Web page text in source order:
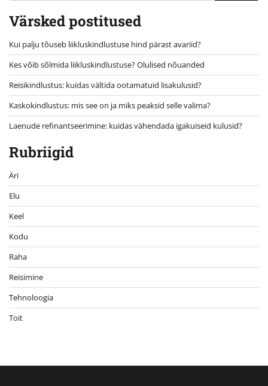
Värsked postitused
Kui palju tõuseb liikluskindlustuse hind pärast avariid?
Kes võib sõlmida liikluskindlustuse? Olulised nõuanded
Reisikindlustus: kuidas vältida ootamatuid lisakulusid?
Kaskokindlustus: mis see on ja miks peaksid selle valima?
Laenude refinantseerimine: kuidas vähendada igakuiseid kulusid?
Rubriigid
Äri
Elu
Keel
Kodu
Raha
Reisimine
Tehnoloogia
Toit